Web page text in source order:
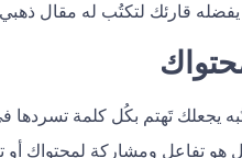
قارئك لتكتُب له مقال
يجعلك تَهتم بكُل كلمة تسردها
هو تفاعل ومشاركة لمحتواك